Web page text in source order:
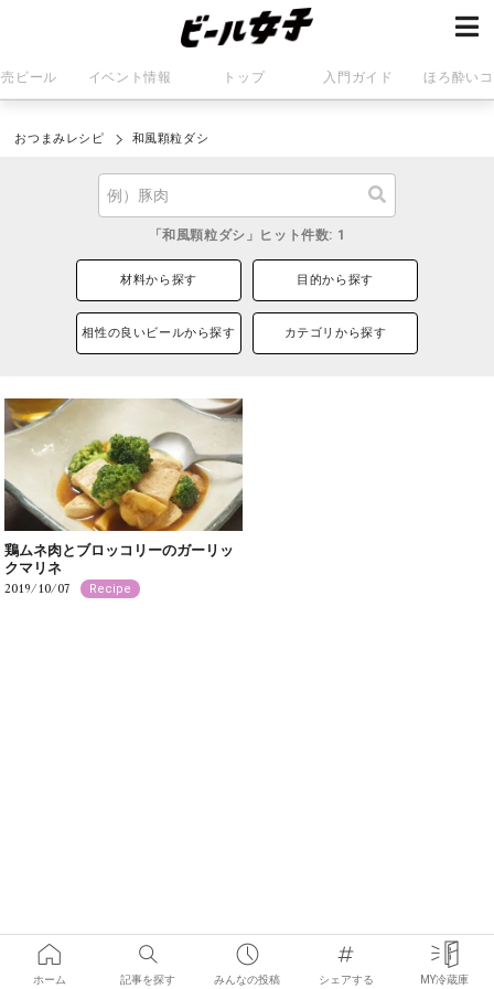
ビール イベント情報 トップ 入門ガイド ほろ酔い
おつまみレシピ 和風顆粒ダシ
「和風顆粒ダシ」ヒット件数: 1
材料から探す 目的から探す
相性の良いビールから探す カテゴリから探す
鶏ムネ肉とブロッコリーのガーリッ
クマリネ
2019/10/07 Recipe
ホーム 記事を探す みんなの投稿 シェアする MY冷蔵庫